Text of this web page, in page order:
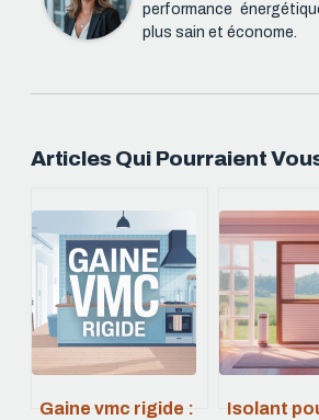
performance
plus sain et économe.
Articles Qui Pourraient
Gaine vmc rigide :
Isolant